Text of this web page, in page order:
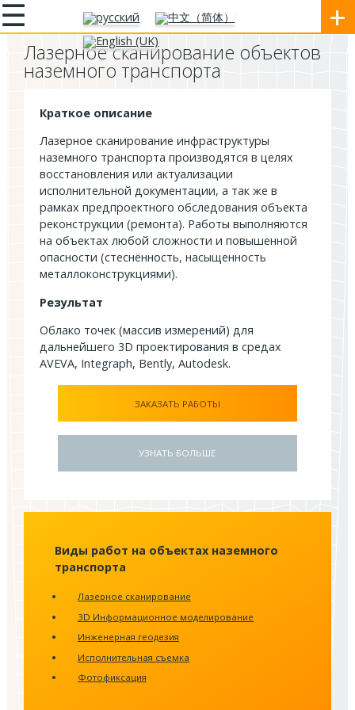
☰ +
Лазерное сканирование объектов
наземного транспорта
Краткое описание
Лазерное сканирование инфраструктуры
наземного транспорта производятся в целях
восстановления или актуализации
исполнительной документации, а так же в
рамках предпроектного обследования объекта
реконструкции (ремонта). Работы выполняются
на объектах любой сложности и повышенной
опасности (стеснённость, насыщенность
металлоконструкциями).
Результат
Облако точек (массив измерений) для
дальнейшего 3D проектирования в средах
AVEVA, Integraph, Bently, Autodesk.
ЗАКАЗАТЬ РАБОТЫ
УЗНАТЬ БОЛЬШЕ
Виды работ на объектах наземного
транспорта
Лазерное сканирование
3D Информационное моделирование
Инженерная геодезия
Исполнительная съемка
Фотофиксация